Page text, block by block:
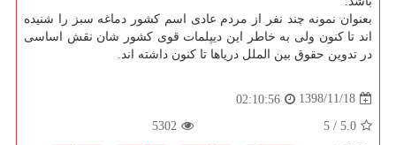
بعنوان نمونه چند نفر از مردم عادی اسم کشور دماغه سبز را شنیده
اند تا کنون ولی به خاطر این دیپلمات قوی کشور شان نقش اساسی
در تدوین حقوق بین الملل دریاها تا کنون داشته اند.
1398/11/18
02:10:56
5.0
/ 5
5302